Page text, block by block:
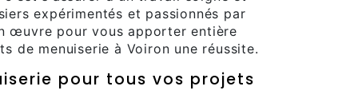
expérimentés et passionnés par
œuvre pour vous apporter entière
de menuiserie à Voiron une réussite.
pour tous vos projets